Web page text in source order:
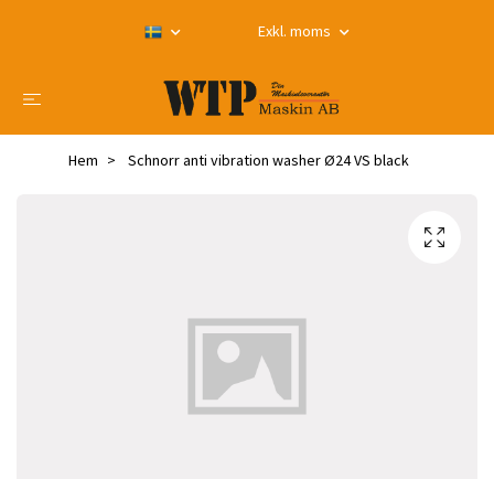
Exkl. moms
Hem Schnorr anti vibration washer Ø24 VS black